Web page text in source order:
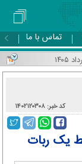
تماس با ما
کد خبر: ۱۴۰۲۱۲۰۳۰۸